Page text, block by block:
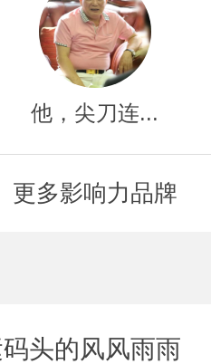
他，尖刀连...
更多影响力品牌
头的风风雨雨